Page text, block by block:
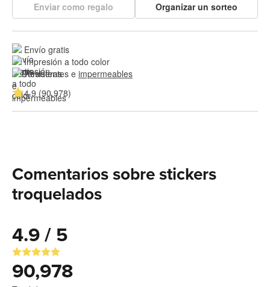
Enviar como regalo Organizar un sorteo
Envío gratis
Impresión a todo color
Resistentes e impermeables
4.9 (90,978)
Comentarios sobre stickers
troquelados
4.9 / 5
90,978